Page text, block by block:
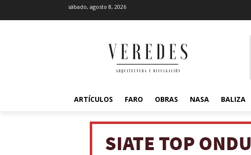
sábado, agosto 8, 2026
ARTÍCULOS FARO OBRAS NASA BALIZA